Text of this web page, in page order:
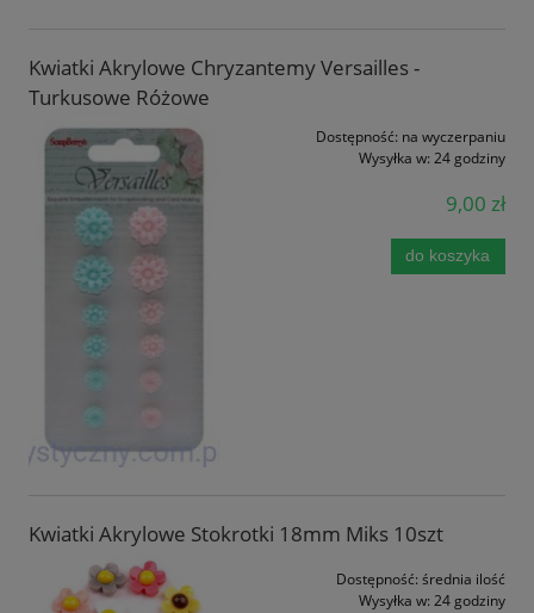
Kwiatki Akrylowe Chryzantemy Versailles -
Turkusowe Różowe
Dostępność: na wyczerpaniu
Wysyłka w: 24 godziny
9,00 zł
do koszyka
Kwiatki Akrylowe Stokrotki 18mm Miks 10szt
Dostępność: średnia ilość
Wysyłka w: 24 godziny